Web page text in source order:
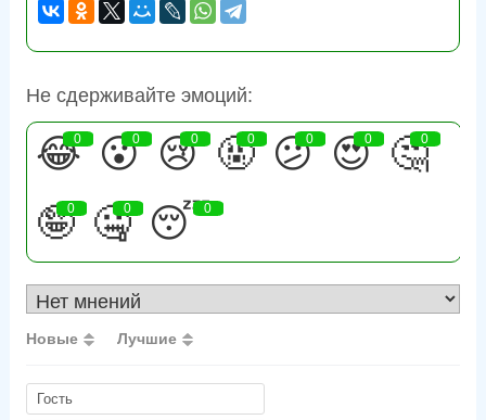
Не сдерживайте эмоций:
😂
0 😮
0 😢
0 🤬
0 😕
0 😍
0 🤔
0
🤪
0 🤐
0 😴
0
Новые Лучшие